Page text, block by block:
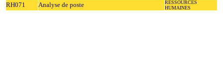
RH071 Analyse de poste
RESSOURCES
HUMAINES